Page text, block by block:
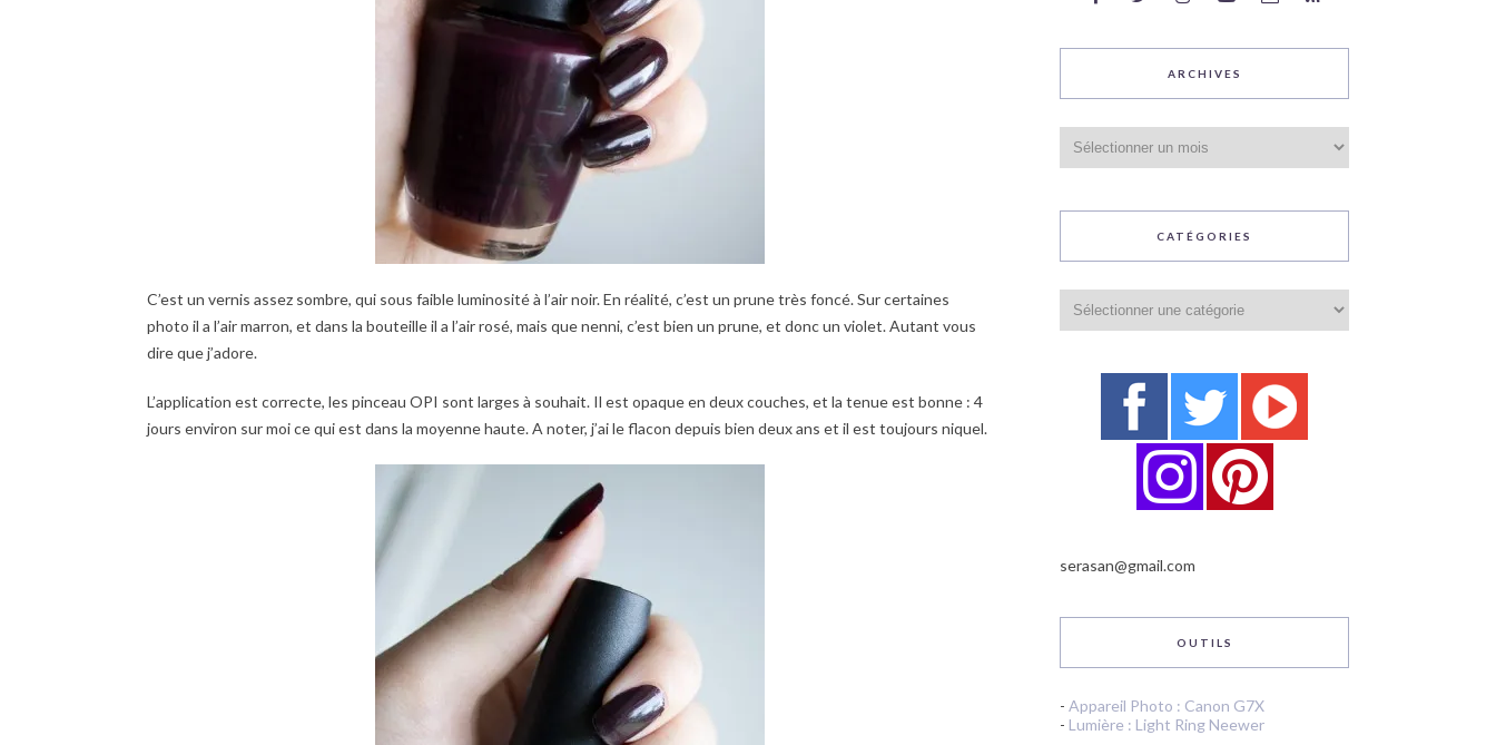
C’est un vernis assez sombre, qui sous faible luminosité à l’air noir. En réalité, c’est un prune très foncé. Sur certaines
photo il a l’air marron, et dans la bouteille il a l’air rosé, mais que nenni, c’est bien un prune, et donc un violet. Autant vous
dire que j’adore.
L’application est correcte, les pinceau OPI sont larges à souhait. Il est opaque en deux couches, et la tenue est bonne : 4
jours environ sur moi ce qui est dans la moyenne haute. A noter, j’ai le flacon depuis bien deux ans et il est toujours niquel.
ARCHIVES
CATÉGORIES
serasan@gmail.com
OUTILS
- Appareil Photo : Canon G7X
- Lumière : Light Ring Neewer